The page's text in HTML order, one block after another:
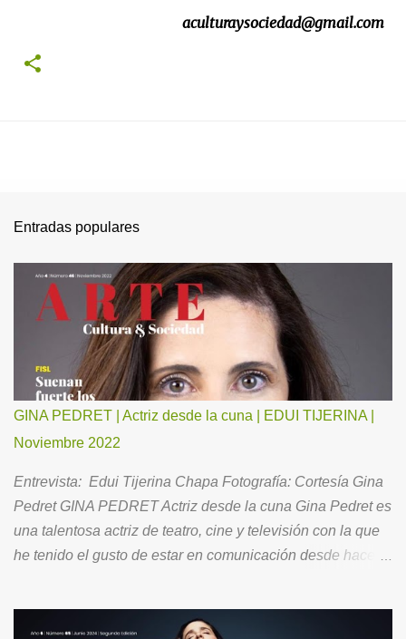
aculturaysociedad@gmail.com
Entradas populares
GINA PEDRET | Actriz desde la cuna | EDUI TIJERINA |
Noviembre 2022
Entrevista: Edui Tijerina Chapa Fotografía: Cortesía Gina
Pedret GINA PEDRET Actriz desde la cuna Gina Pedret es
una talentosa actriz de teatro, cine y televisión con la que
he tenido el gusto de estar en comunicación desde hace
acerca de su brillante trayectoria, así como de su vida